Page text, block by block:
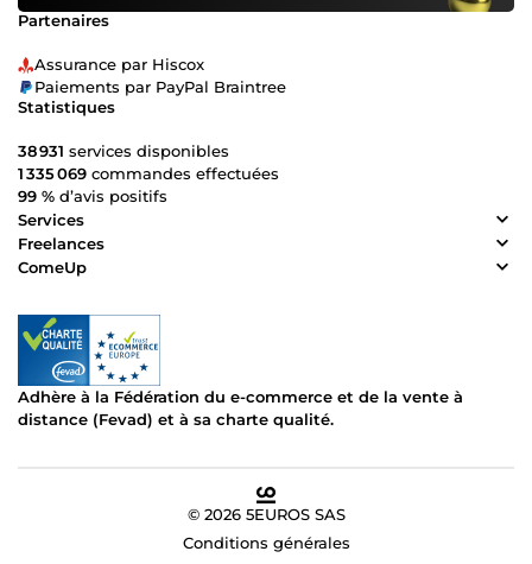
Partenaires
Assurance par Hiscox
Paiements par PayPal Braintree
Statistiques
38 931 services disponibles
1 335 069 commandes effectuées
99 % d’avis positifs
Services
Freelances
ComeUp
Adhère à la Fédération du e-commerce et de la vente à
distance (Fevad) et à sa charte qualité.
© 2026 5EUROS SAS
Conditions générales